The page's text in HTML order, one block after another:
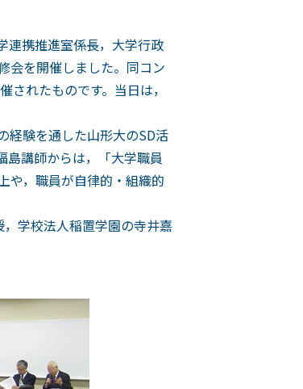
連携推進室係長，大学行政
会を開催しました。同コン
れたものです。当日は，
経験を通した山形大のSD活
島講師からは，「大学職員
や，職員が自律的・組織的
学校法人稲置学園の寺井嘉